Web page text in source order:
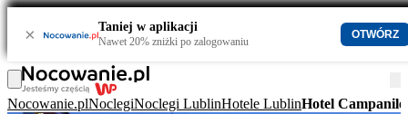
× Taniej w aplikacji
Nawet 20% zniżki po zalogowaniu
OTWÓRZ
Nocowanie.plNoclegiNoclegi LublinHotele LublinHotel